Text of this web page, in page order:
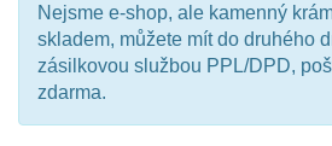
Nejsme e-shop, ale kamenný
skladem, můžete mít do druhého
zásilkovou službou PPL/DPD,
zdarma.